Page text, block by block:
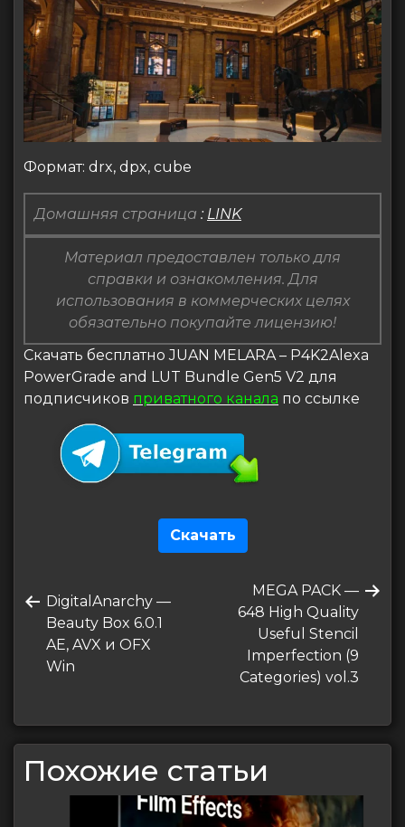
Формат: drx, dpx, cube
Домашняя страница : LINK
Материал предоставлен только для
справки и ознакомления. Для
использования в коммерческих целях
обязательно покупайте лицензию!
Скачать бесплатно JUAN MELARA – P4K2Alexa
PowerGrade and LUT Bundle Gen5 V2 для
подписчиков приватного канала по ссылке
Скачать
по
записям
Предыдущая
запись
DigitalAnarchy —
Beauty Box 6.0.1
AE, AVX и OFX
Win
Следующая
запись
MEGA PACK —
648 High Quality
Useful Stencil
Imperfection (9
Categories) vol.3
Похожие статьи